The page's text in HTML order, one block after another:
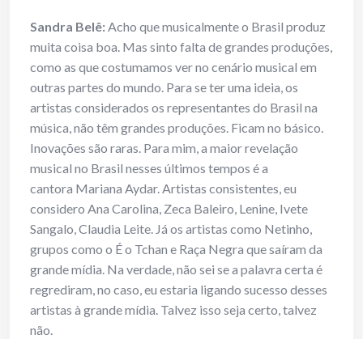
Sandra Belê:Acho que musicalmente o Brasil produz
muita coisa boa. Mas sinto falta de grandes produções,
como as que costumamos ver no cenário musical em
outras partes do mundo. Para se ter uma ideia, os
artistas considerados os representantes do Brasil na
música, não têm grandes produções. Ficam no básico.
Inovações são raras. Para mim, a maior revelação
musical no Brasil nesses últimos tempos é a
cantora Mariana Aydar. Artistas consistentes, eu
considero Ana Carolina, Zeca Baleiro, Lenine, Ivete
Sangalo, Claudia Leite. Já os artistas como Netinho,
grupos como o É o Tchan e Raça Negra que saíram da
grande mídia. Na verdade, não sei se a palavra certa é
regrediram, no caso, eu estaria ligando sucesso desses
artistas à grande mídia. Talvez isso seja certo, talvez
não.